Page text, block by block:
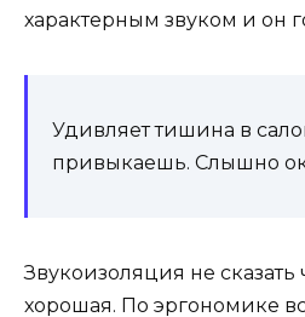
характерным звуком и он
Удивляет тишина в
привыкаешь. Слышно
Звукоизоляция не сказать
хорошая. По эргономике